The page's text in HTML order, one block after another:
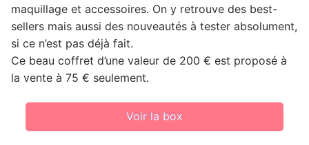
maquillage et accessoires. On y retrouve des best-
sellers mais aussi des nouveautés à tester absolument,
si ce n’est pas déjà fait.
Ce beau coffret d’une valeur de 200 € est proposé à
la vente à 75 € seulement.
Voir la box